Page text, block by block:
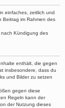
einfaches, zeitlich und
Beitrag im Rahmen des
Kündigung des
enthält, die gegen
insbesondere, dass du
und Bilder zu setzen
gegen diese
Regeln kann der
der Nutzung dieses